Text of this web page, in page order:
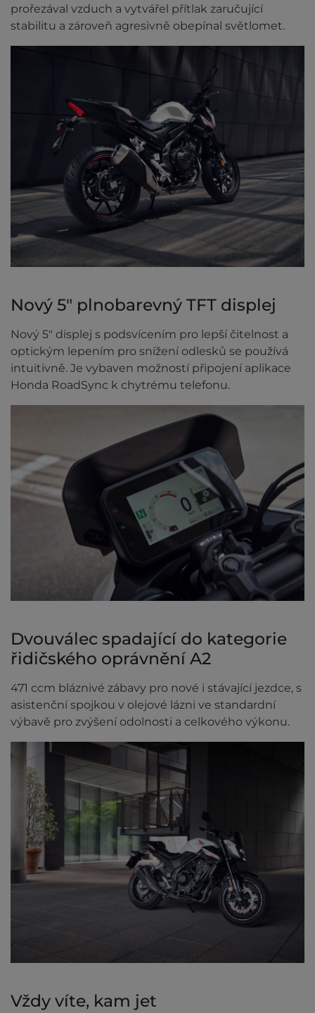
prořezával vzduch a vytvářel přítlak zaručující
stabilitu a zároveň agresivně obepínal světlomet.
Nový 5" plnobarevný TFT displej
Nový 5" displej s podsvícením pro lepší čitelnost a
optickým lepením pro snížení odlesků se používá
intuitivně. Je vybaven možností připojení aplikace
Honda RoadSync k chytrému telefonu.
Dvouválec spadající do kategorie
řidičského oprávnění A2
471 ccm bláznivé zábavy pro nové i stávající jezdce, s
asistenční spojkou v olejové lázni ve standardní
výbavě pro zvýšení odolnosti a celkového výkonu.
Vždy víte, kam jet